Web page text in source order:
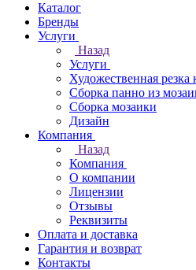
Каталог
Бренды
Услуги
Назад
Услуги
Художественная
Сборка панно из
Сборка мозаики
Дизайн
Компания
Назад
Компания
О компании
Лицензии
Отзывы
Реквизиты
Оплата и доставка
Гарантия и возврат
Контакты